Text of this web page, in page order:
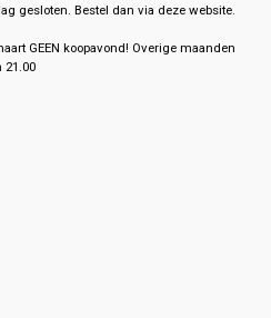
gesloten. Bestel dan via deze website.
GEEN koopavond! Overige maanden
21.00